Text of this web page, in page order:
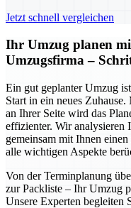
Jetzt schnell vergleichen
Ihr Umzug planen
Umzugsfirma –
Ein gut geplanter Umzug
Start in ein neues
an Ihrer Seite wird das
effizienter. Wir analysieren
gemeinsam mit Ihnen
alle wichtigen Aspekte
Von der Terminplanung
zur Packliste – Ihr Umzug
Unsere Experten begleiten